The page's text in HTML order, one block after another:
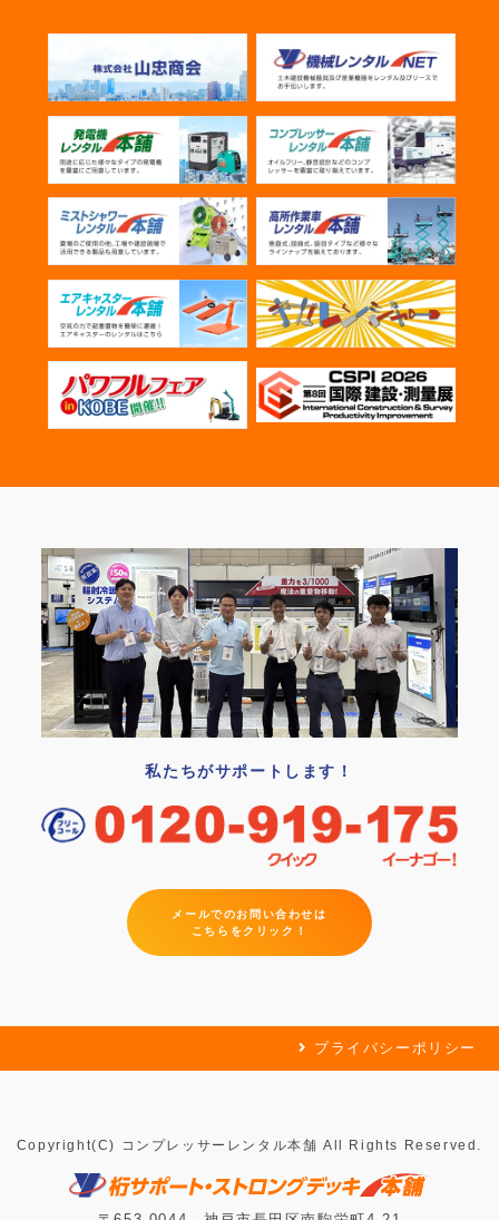
私たちがサポートします！
メールでのお問い合わせは
こちらをクリック！
プライバシーポリシー
Copyright(C) コンプレッサーレンタル本舗 All Rights Reserved.